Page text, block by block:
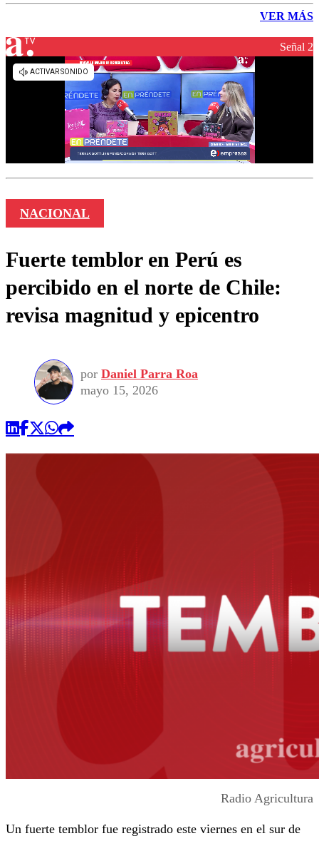
VER MÁS
Señal 2
NACIONAL
Fuerte temblor en Perú es
percibido en el norte de Chile:
revisa magnitud y epicentro
por Daniel Parra Roa
mayo 15, 2026
Radio Agricultura
Un fuerte temblor fue registrado este viernes en el sur de